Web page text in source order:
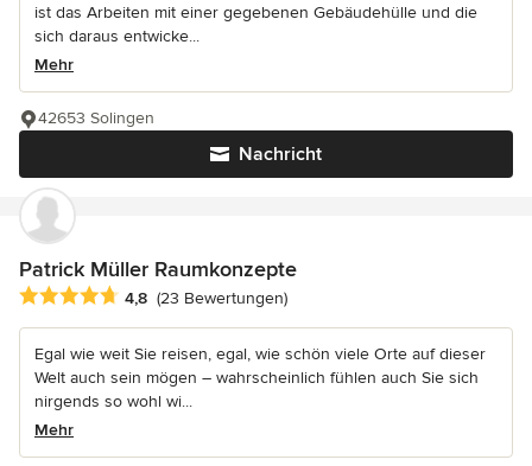
ist das Arbeiten mit einer gegebenen Gebäudehülle und die
sich daraus entwicke...
Mehr
Nachricht
42653 Solingen
Patrick Müller Raumkonzepte
Durchschnittliche Bewertung: 4.8 von 5 Sternen
4,8 (23 Bewertungen)
Egal wie weit Sie reisen, egal, wie schön viele Orte auf dieser
Welt auch sein mögen – wahrscheinlich fühlen auch Sie sich
nirgends so wohl wi...
Mehr